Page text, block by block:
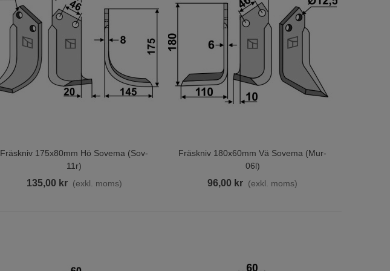
Lägg Till I Varukorgen
Fräskniv 175x80mm Hö Sovema (sov-
11r)
135,00 kr (exkl. moms)
Lägg Till I Varukorgen
Fräskniv 180x60mm Vä Sovema (mur-
06l)
96,00 kr (exkl. moms)